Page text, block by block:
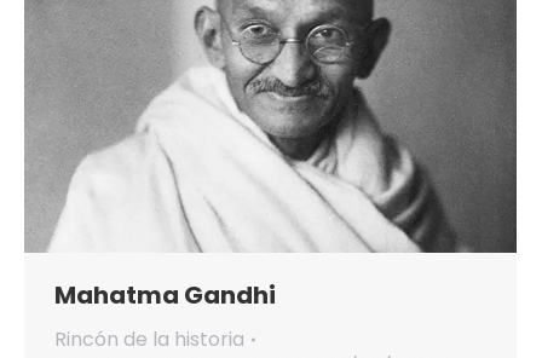
Mahatma Gandhi
Rincón de la historia